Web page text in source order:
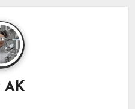
AK